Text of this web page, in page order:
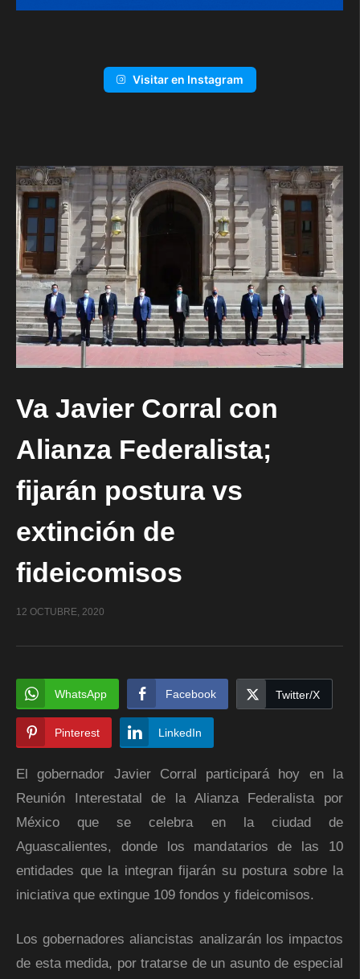
Visitar en Instagram
Va Javier Corral con
Alianza Federalista;
fijarán postura vs
extinción de
fideicomisos
12 OCTUBRE, 2020
WhatsApp Facebook Twitter/X
Pinterest LinkedIn
El gobernador Javier Corral participará hoy en la
Reunión Interestatal de la Alianza Federalista por
México que se celebra en la ciudad de
Aguascalientes, donde los mandatarios de las 10
entidades que la integran fijarán su postura sobre la
iniciativa que extingue 109 fondos y fideicomisos.
Los gobernadores aliancistas analizarán los impactos
de esta medida, por tratarse de un asunto de especial